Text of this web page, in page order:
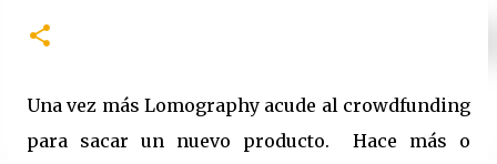
Una vez más Lomography acude al crowdfunding
para sacar un nuevo producto. Hace más o